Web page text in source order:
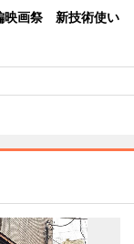
映画祭 新技術使い